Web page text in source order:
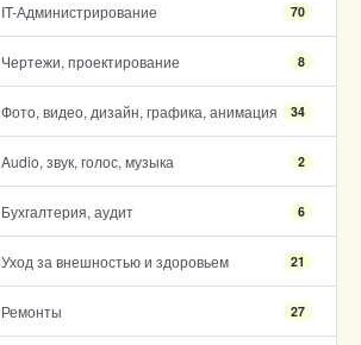
IT-Администрирование 70
Чертежи, проектирование 8
Фото, видео, дизайн, графика, анимация 34
Audio, звук, голос, музыка 2
Бухгалтерия, аудит 6
Уход за внешностью и здоровьем 21
Ремонты 27